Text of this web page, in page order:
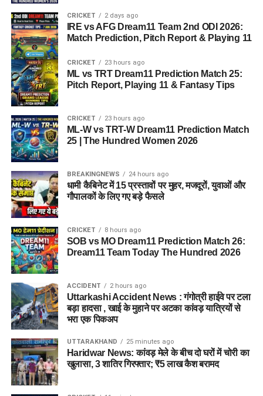
CRICKET 2 days ago
IRE vs AFG Dream11 Team 2nd ODI 2026:
Match Prediction, Pitch Report & Playing 11
CRICKET 23 hours ago
ML vs TRT Dream11 Prediction Match 25:
Pitch Report, Playing 11 & Fantasy Tips
CRICKET 23 hours ago
ML-W vs TRT-W Dream11 Prediction Match
25 | The Hundred Women 2026
BREAKINGNEWS 24 hours ago
धामी कैबिनेट में 15 प्रस्तावों पर मुहर, मजदूरों, युवाओं और
गौपालकों के लिए गए बड़े फैसले
CRICKET 8 hours ago
SOB vs MO Dream11 Prediction Match 26:
Dream11 Team Today The Hundred 2026
ACCIDENT 2 hours ago
Uttarkashi Accident News : गंगोत्री हाईवे पर टला
बड़ा हादसा , खाई के मुहाने पर अटका कांवड़ यात्रियों से
भरा एक पिकअप
UTTARAKHAND 25 minutes ago
Haridwar News: कांवड़ मेले के बीच दो घरों में चोरी का
खुलासा, 3 शातिर गिरफ्तार; ₹5 लाख कैश बरामद